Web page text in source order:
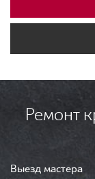
Ремонт
Выезд мастера